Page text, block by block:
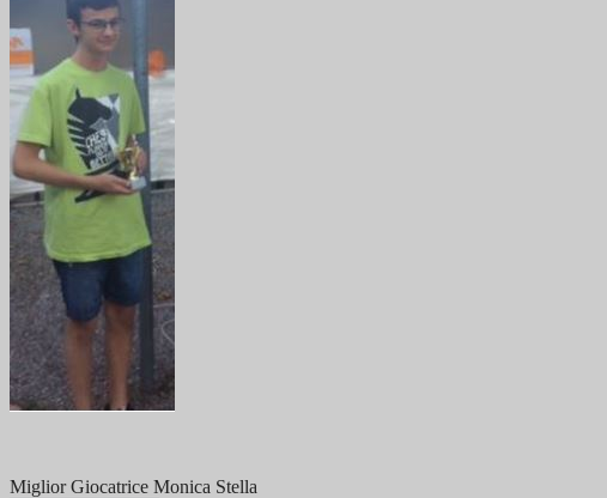
Miglior Giocatrice Monica Stella